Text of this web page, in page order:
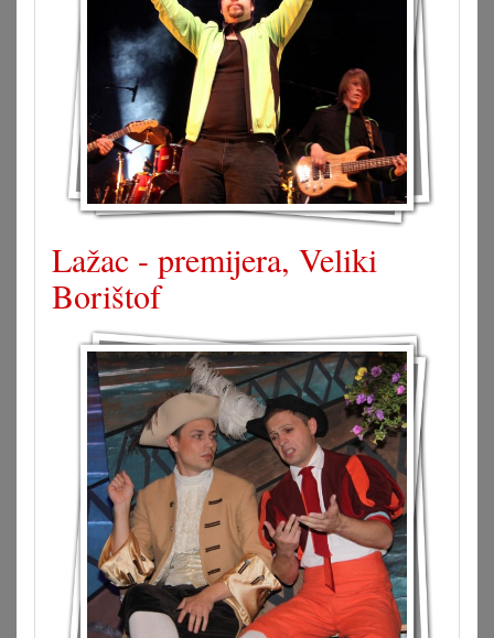
Lažac - premijera, Veliki
Borištof